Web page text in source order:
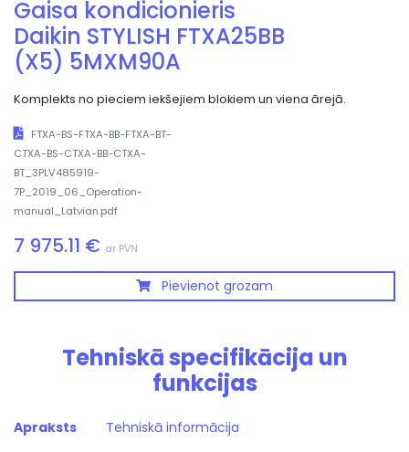
Gaisa kondicionieris
Daikin STYLISH FTXA25BB
(X5) 5MXM90A
Komplekts no pieciem iekšejiem blokiem un viena ārejā.
FTXA-BS-FTXA-BB-FTXA-BT-
CTXA-BS-CTXA-BB-CTXA-
BT_3PLV485919-
7P_2019_06_Operation-
manual_Latvian.pdf
7 975.11 € ar PVN
Pievienot grozam
Tehniskā specifikācija un
funkcijas
Apraksts Tehniskā informācija